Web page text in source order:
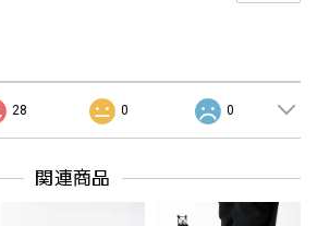
28 0 0
関連商品